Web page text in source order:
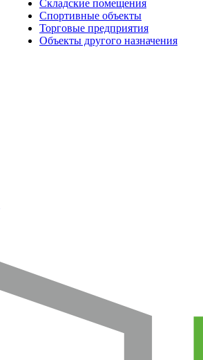
Складские помещения
Спортивные объекты
Торговые предприятия
Объекты другого назначения